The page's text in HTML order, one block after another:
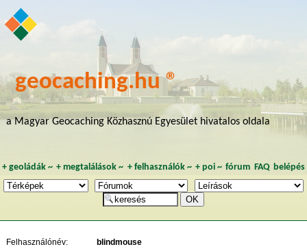
geocaching.hu ®
a Magyar Geocaching Közhasznú Egyesület hivatalos oldala
+ geoládák~ +megtalálások ~ + felhasználók~ + poi~ fórum FAQ belépés
Felhasználónév:
blindmouse